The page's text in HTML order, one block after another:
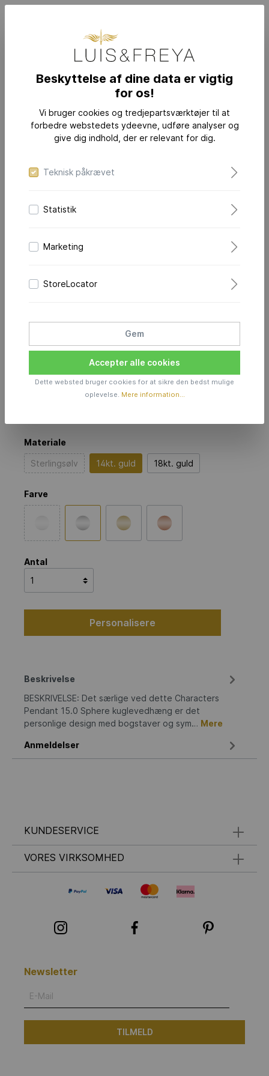
KATEGORIER Vedhæng & halskæder
Sphere
i 14kt. hvidguld
Prisforespørgsel
Priser er inkl. moms dertil kommer fragt
Materiale
Sterlingsølv 14kt. guld 18kt. guld
Farve
Antal
Personalisere
Beskrivelse
BESKRIVELSE: Det særlige ved dette Characters
Pendant 15.0 Sphere kuglevedhæng er det
personlige design med bogstaver og sym… Mere
Anmeldelser
KUNDESERVICE
VORES VIRKSOMHED
Newsletter
Beskyttelse af dine data er vigtig
for os!
Vi bruger cookies og tredjepartsværktøjer til at
forbedre webstedets ydeevne, udføre analyser og
give dig indhold, der er relevant for dig.
Teknisk påkrævet
Statistik
Marketing
StoreLocator
Gem
Accepter alle cookies
Dette websted bruger cookies for at sikre den bedst mulige
oplevelse. Mere information...